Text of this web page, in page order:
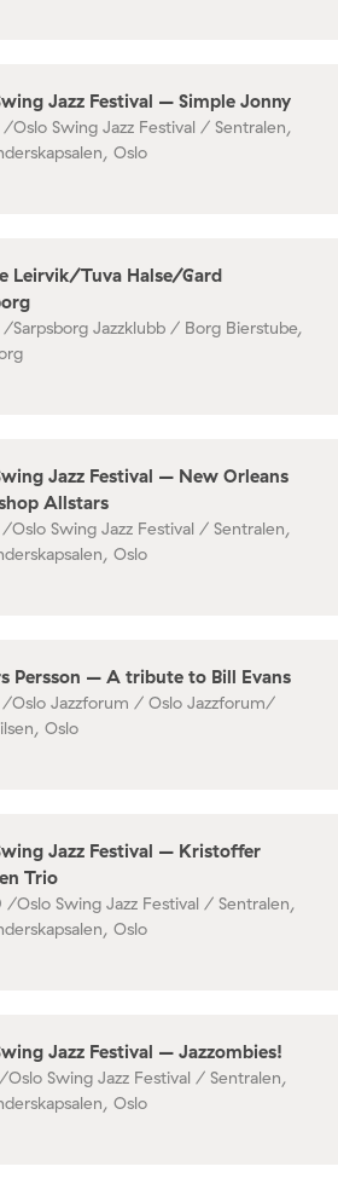
Jazz Festival – Simple Jonny
/Oslo Swing Jazz Festival / Sentralen,
Oslo
Leirvik/Tuva Halse/Gard
/Sarpsborg Jazzklubb / Borg Bierstube,
Jazz Festival – New Orleans
Allstars
/Oslo Swing Jazz Festival / Sentralen,
Oslo
Persson – A tribute to Bill Evans
/Oslo Jazzforum / Oslo Jazzforum/
Oslo
Jazz Festival – Kristoffer
Trio
/Oslo Swing Jazz Festival / Sentralen,
Oslo
Jazz Festival – Jazzombies!
Oslo Swing Jazz Festival / Sentralen,
Oslo